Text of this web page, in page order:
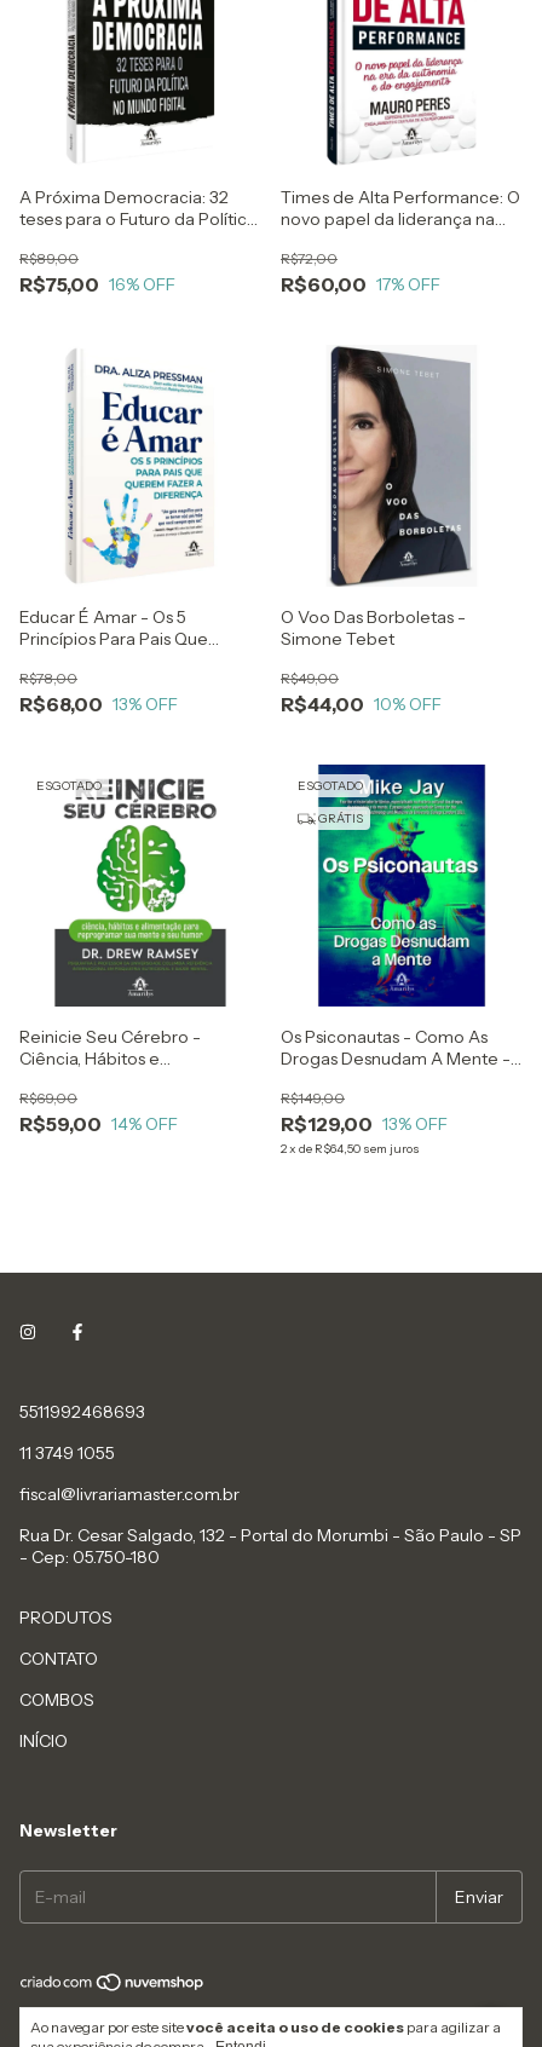
Ao navegar por este sitevocê aceita o uso de cookies para agilizar a
A Próxima Democracia: 32
teses para o Futuro da Política
e Rosário Pompéia
R$75,00
R$89,00
16% OFF
Times de Alta Performance: O
novo papel da liderança na
engajamento - Mauro Peres
R$60,00
R$72,00
17% OFF
Educar É Amar - Os 5
Princípios Para Pais Que
Aliza Pressman
R$68,00
R$78,00
13% OFF
O Voo Das Borboletas -
Simone Tebet
R$44,00
R$49,00
10% OFF
ESGOTADO
Reinicie Seu Cérebro -
Ciência, Hábitos e
Reprogramar Sua Mente e
Seu Humor - Drew Ramsey
R$59,00
R$69,00
14% OFF
ESGOTADO
GRÁTIS
Os Psiconautas - Como As
Drogas Desnudam A Mente -
R$129,00
R$149,00
13% OFF
2x de R$64,50 sem juros
5511992468693
11 3749 1055
fiscal@livrariamaster.com.br
Rua Dr. Cesar Salgado, 132 - Portal do Morumbi - São Paulo - SP
- Cep: 05.750-180
PRODUTOS
CONTATO
COMBOS
INÍCIO
Newsletter
Copyright MASTER LIVROS - 23168913000117 - 2026. Todos os direitos
reservados.